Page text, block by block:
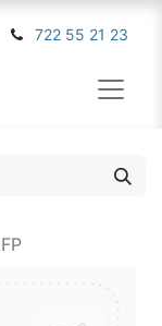
722 55 21 23